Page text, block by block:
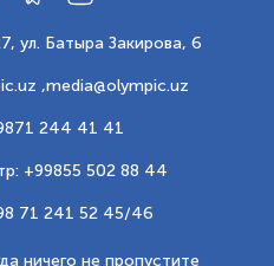
ул. Батыра Закирова, 6
,media@olympic.uz
244 41 41
+99855 502 88 44
71 241 52 45/46
ничего не пропустите